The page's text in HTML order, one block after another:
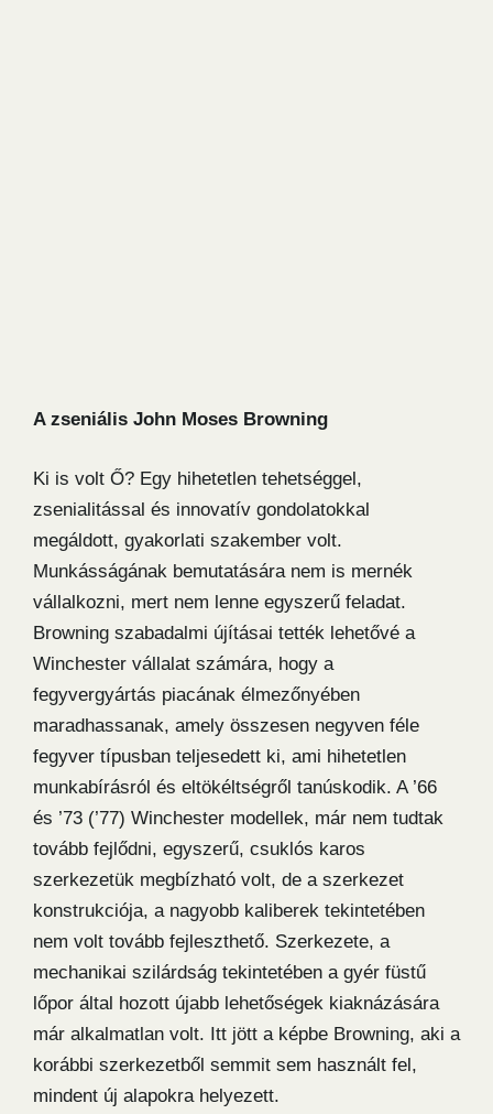
A zseniális John Moses Browning
Ki is volt Ő? Egy hihetetlen tehetséggel,
zsenialitással és innovatív gondolatokkal
megáldott, gyakorlati szakember volt.
Munkásságának bemutatására nem is mernék
vállalkozni, mert nem lenne egyszerű feladat.
Browning szabadalmi újításai tették lehetővé a
Winchester vállalat számára, hogy a
fegyvergyártás piacának élmezőnyében
maradhassanak, amely összesen negyven féle
fegyver típusban teljesedett ki, ami hihetetlen
munkabírásról és eltökéltségről tanúskodik. A ’66
és ’73 (’77) Winchester modellek, már nem tudtak
tovább fejlődni, egyszerű, csuklós karos
szerkezetük megbízható volt, de a szerkezet
konstrukciója, a nagyobb kaliberek tekintetében
nem volt tovább fejleszthető. Szerkezete, a
mechanikai szilárdság tekintetében a gyér füstű
lőpor által hozott újabb lehetőségek kiaknázására
már alkalmatlan volt. Itt jött a képbe Browning, aki a
korábbi szerkezetből semmit sem használt fel,
mindent új alapokra helyezett.